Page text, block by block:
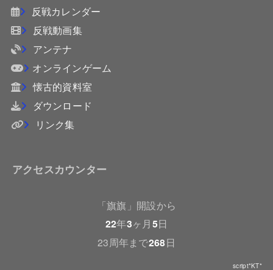
反戦カレンダー
反戦動画集
アンテナ
オンラインゲーム
懐古的資料室
ダウンロード
リンク集
アクセスカウンター
「旗旗」開設から
22年3ヶ月5日
23周年まで268日
script*KT*